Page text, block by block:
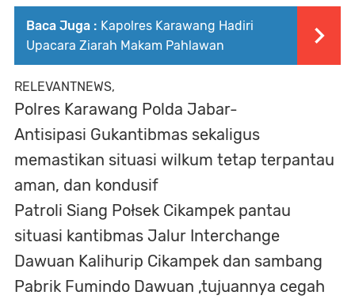
Baca Juga : Kapolres Karawang Hadiri
Upacara Ziarah Makam Pahlawan
RELEVANTNEWS,
Polres Karawang Polda Jabar-
Antisipasi Gukantibmas sekaligus
memastikan situasi wilkum tetap terpantau
aman, dan kondusif
Patroli Siang Połsek Cikampek pantau
situasi kantibmas Jalur Interchange
Dawuan Kalihurip Cikampek dan sambang
Pabrik Fumindo Dawuan ,tujuannya cegah